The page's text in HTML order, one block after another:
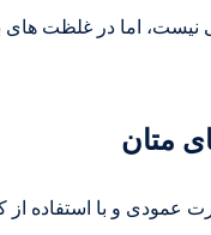
اما در غلظت های
متان
و با استفاده از